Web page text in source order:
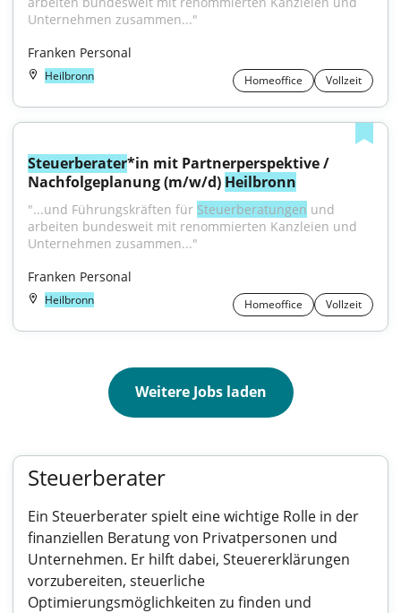
Unternehmen zusammen..."
Franken Personal
Heilbronn Homeoffice Vollzeit
Steuerberater*in mit Partnerperspektive /
Nachfolgeplanung (m/w/d) Heilbronn
"...und Führungskräften für Steuerberatungen und
arbeiten bundesweit mit renommierten Kanzleien und
Unternehmen zusammen..."
Franken Personal
Heilbronn Homeoffice Vollzeit
Weitere Jobs laden
Steuerberater
Ein Steuerberater spielt eine wichtige Rolle in der
finanziellen Beratung von Privatpersonen und
Unternehmen. Er hilft dabei, Steuererklärungen
vorzubereiten, steuerliche
Optimierungsmöglichkeiten zu finden und